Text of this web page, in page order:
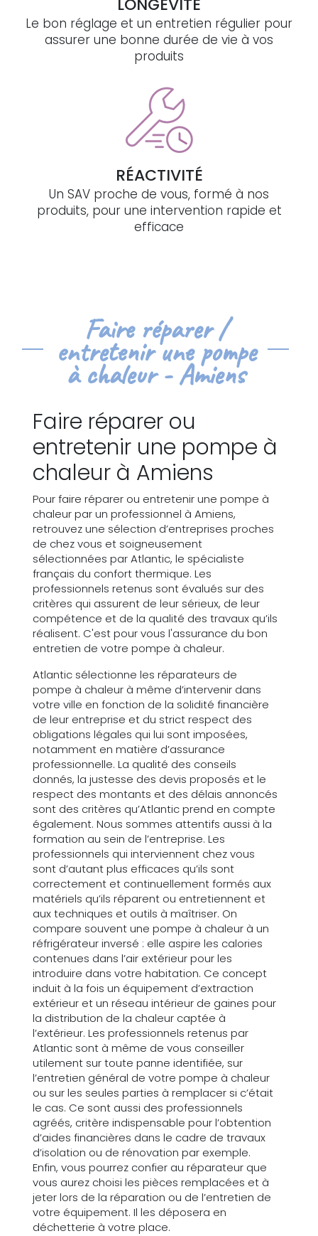
LONGÉVITÉ
Le bon réglage et un entretien régulier pour
assurer une bonne durée de vie à vos
produits
RÉACTIVITÉ
Un SAV proche de vous, formé à nos
produits, pour une intervention rapide et
efficace
Faire réparer /
entretenir une pompe
à chaleur - Amiens
Faire réparer ou
entretenir une pompe à
chaleur à Amiens
Pour faire réparer ou entretenir une pompe à
chaleur par un professionnel à Amiens,
retrouvez une sélection d’entreprises proches
de chez vous et soigneusement
sélectionnées par Atlantic, le spécialiste
français du confort thermique. Les
professionnels retenus sont évalués sur des
critères qui assurent de leur sérieux, de leur
compétence et de la qualité des travaux qu’ils
réalisent. C'est pour vous l'assurance du bon
entretien de votre pompe à chaleur.
Atlantic sélectionne les réparateurs de
pompe à chaleur à même d’intervenir dans
votre ville en fonction de la solidité financière
de leur entreprise et du strict respect des
obligations légales qui lui sont imposées,
notamment en matière d’assurance
professionnelle. La qualité des conseils
donnés, la justesse des devis proposés et le
respect des montants et des délais annoncés
sont des critères qu’Atlantic prend en compte
également. Nous sommes attentifs aussi à la
formation au sein de l’entreprise. Les
professionnels qui interviennent chez vous
sont d’autant plus efficaces qu’ils sont
correctement et continuellement formés aux
matériels qu’ils réparent ou entretiennent et
aux techniques et outils à maîtriser. On
compare souvent une pompe à chaleur à un
réfrigérateur inversé : elle aspire les calories
contenues dans l’air extérieur pour les
introduire dans votre habitation. Ce concept
induit à la fois un équipement d’extraction
extérieur et un réseau intérieur de gaines pour
la distribution de la chaleur captée à
l’extérieur. Les professionnels retenus par
Atlantic sont à même de vous conseiller
utilement sur toute panne identifiée, sur
l’entretien général de votre pompe à chaleur
ou sur les seules parties à remplacer si c’était
le cas. Ce sont aussi des professionnels
agréés, critère indispensable pour l’obtention
d’aides financières dans le cadre de travaux
d’isolation ou de rénovation par exemple.
Enfin, vous pourrez confier au réparateur que
vous aurez choisi les pièces remplacées et à
jeter lors de la réparation ou de l’entretien de
votre équipement. Il les déposera en
déchetterie à votre place.